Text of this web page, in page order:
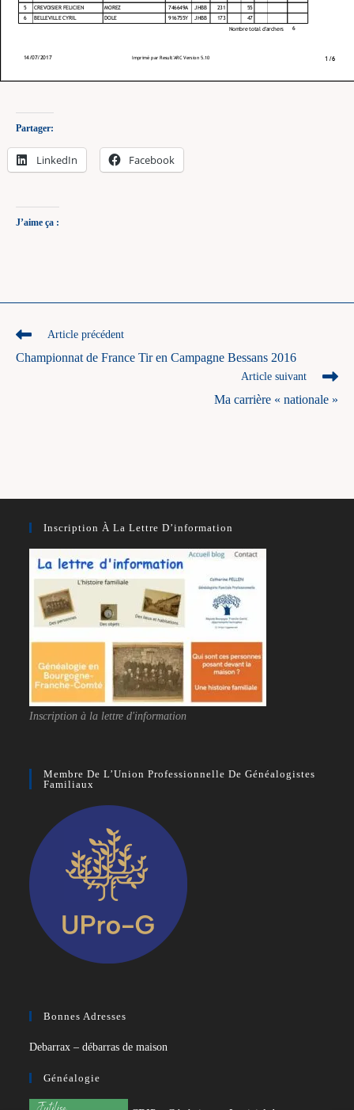
Partager:
LinkedIn Facebook
J’aime ça :
Read
articles
Article précédent
Championnat de France Tir en Campagne Bessans 2016
Article suivant
Ma carrière « nationale »
Inscription À La Lettre D’information
Inscription à la lettre d'information
Membre De L’Union Professionnelle De Généalogistes
Familiaux
Bonnes Adresses
Debarrax – débarras de maison
Généalogie